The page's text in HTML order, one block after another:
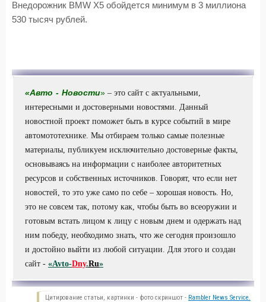
Внедорожник BMW Х5 обойдется минимум в 3 миллиона
530 тысяч рублей.
«Авто -Новости» – это сайт с актуальными,
интересными и достоверными новостями. Данный
новостной проект поможет быть в курсе событий в мире
автомототехнике. Мы отбираем только самые полезные
материалы, публикуем исключительно достоверные факты,
основываясь на информации с наиболее авторитетных
ресурсов и собственных источников. Говорят, что если нет
новостей, то это уже само по себе – хорошая новость. Но,
это не совсем так, потому как, чтобы быть во всеоружии и
готовым встать лицом к лицу с новым днем и одержать над
ним победу, необходимо знать, что же сегодня произошло
и достойно выйти из любой ситуации. Для этого и создан
сайт - «Avto-Dny.Ru»
Цитирование статьи, картинки - фото скриншот - Rambler News Service.